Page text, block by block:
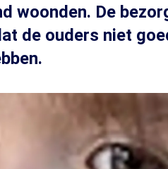
woonden. De
de ouders niet